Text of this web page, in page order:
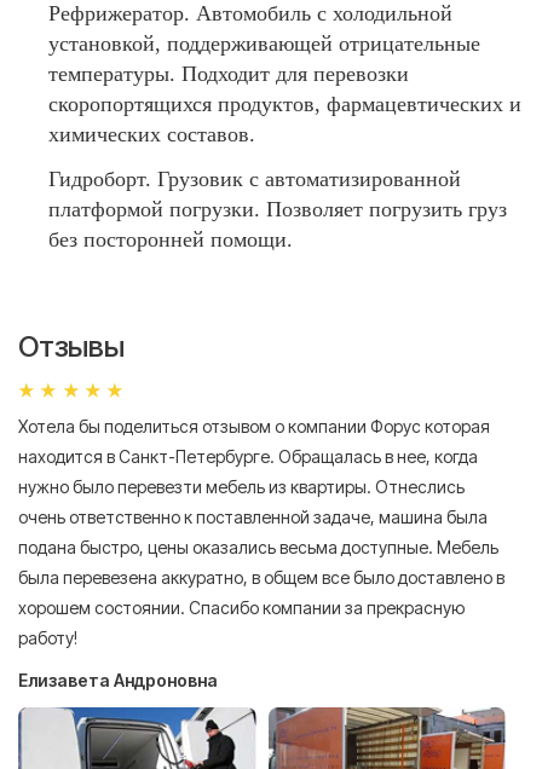
Рефрижератор. Автомобиль с холодильной
установкой, поддерживающей отрицательные
температуры. Подходит для перевозки
скоропортящихся продуктов, фармацевтических и
химических составов.
Гидроборт. Грузовик с автоматизированной
платформой погрузки. Позволяет погрузить груз
без посторонней помощи.
Отзывы
Хотела бы поделиться отзывом о компании Форус которая
находится в Санкт-Петербурге. Обращалась в нее, когда
нужно было перевезти мебель из квартиры. Отнеслись
очень ответственно к поставленной задаче, машина была
подана быстро, цены оказались весьма доступные. Мебель
была перевезена аккуратно, в общем все было доставлено в
хорошем состоянии. Спасибо компании за прекрасную
работу!
Елизавета Андроновна